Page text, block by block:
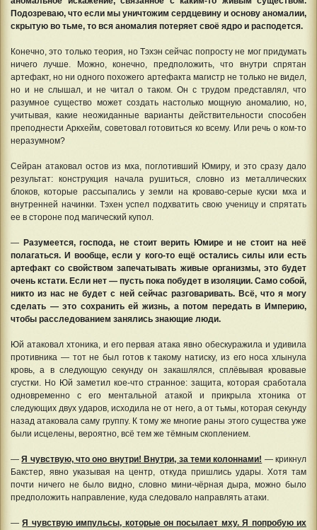
Подозреваю, что если мы уничтожим сердцевину и основу аномалии,
скрытую во тьме, то вся аномалия потеряет своё ядро и расподется.
Конечно, это только теория, но Тэхэн сейчас попросту не мог придумать
ничего лучше. Можно, конечно, предположить, что внутри спрятан
артефакт, но ни одного похожего артефакта магистр не только не видел,
но и не слышал, и не читал о таком. Он с трудом представлял, что
разумное существо может создать настолько мощную аномалию, но,
учитывая, какие неожиданные варианты действительности способен
преподнести Аркхейм, советовал готовиться ко всему. Или речь о ком-то
неразумном?
Сейран атаковал остов из мха, поглотивший Юмиру, и это сразу дало
результат: конструкция начала рушиться, словно из металлических
блоков, которые рассыпались у земли на кроваво-серые куски мха и
внутренней начинки. Тэхен успел подхватить свою ученицу и спрятать
ее в стороне под магический купол.
— Разумеется, господа, не стоит верить Юмире и не стоит на неё
полагаться. И вообще, если у кого-то ещё остались силы или есть
артефакт со свойством запечатывать живые организмы, это будет
очень кстати. Если нет — пусть пока побудет в изоляции. Само собой,
никто из нас не будет с ней сейчас разговаривать. Всё, что я могу
сделать — это сохранить ей жизнь, а потом передать в Империю,
чтобы расследованием занялись знающие люди.
Юй атаковал хтоника, и его первая атака явно обескуражила и удивила
противника — тот не был готов к такому натиску, из его носа хлынула
кровь, а в следующую секунду он закашлялся, сплёвывая кровавые
сгустки. Но Юй заметил кое-что странное: защита, которая сработала
одновременно с его ментальной атакой и прикрыла хтоника от
следующих двух ударов, исходила не от него, а от тьмы, которая секунду
назад атаковала саму группу. К тому же многие раны этого существа уже
были исцелены, вероятно, всё тем же тёмным скоплением.
—Я чувствую, что оно внутри! Внутри, за теми колоннами! — крикнул
Бакстер, явно указывая на центр, откуда пришлись удары. Хотя там
почти ничего не было видно, словно мини-чёрная дыра, можно было
предположить направление, куда следовало направлять атаки.
—Я чувствую импульсы, которые он посылает мху. Я попробую их